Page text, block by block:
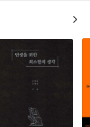
움을 자극하는 마케
개될수록 부모가 느끼
과, 문제들을 마주하
더듬어간다.
가정마다 고유한
들은 종이책을 좋아